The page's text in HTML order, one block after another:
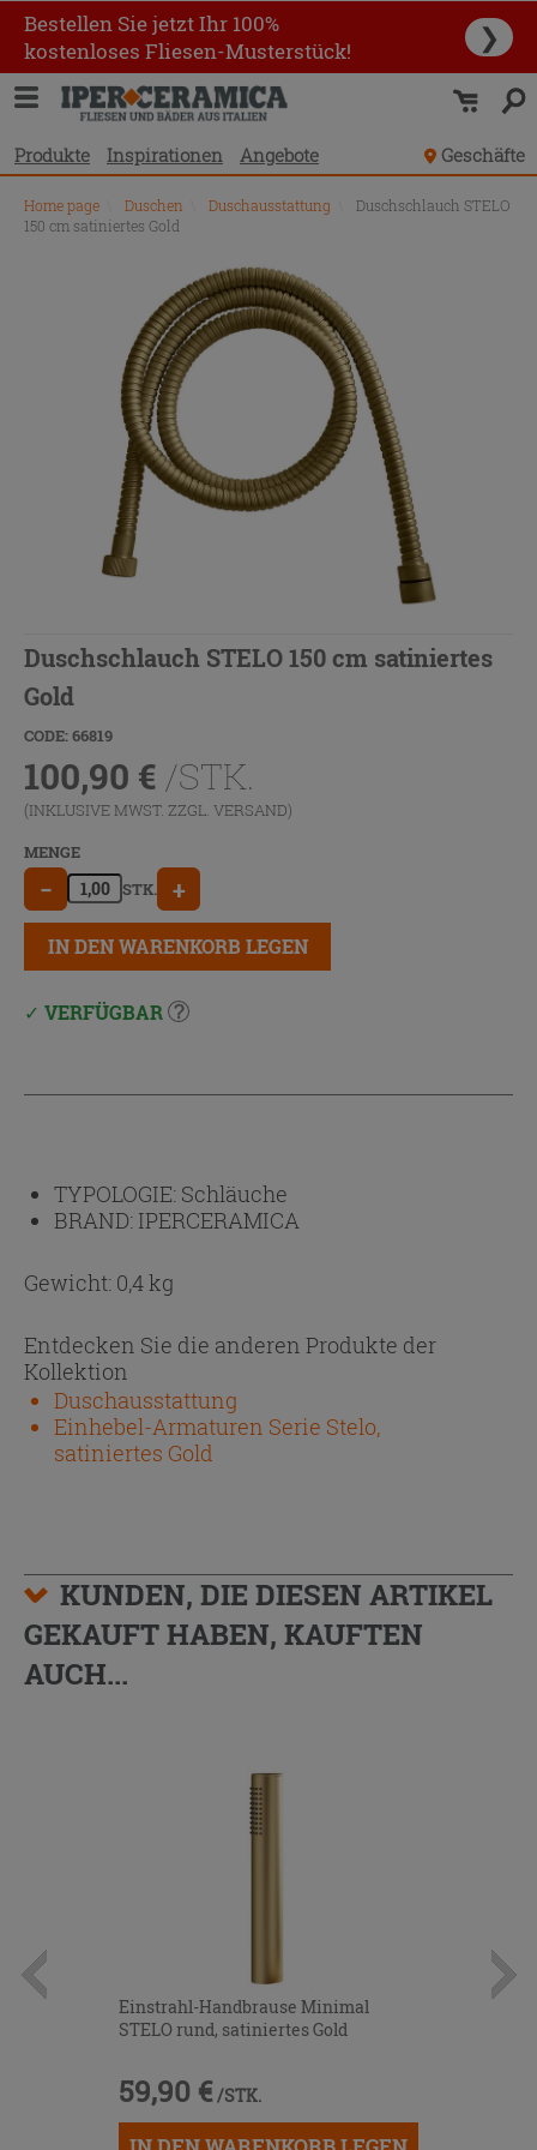
Bestellen Sie jetzt Ihr 100%
kostenloses Fliesen-Musterstück!
❯
Produkte Inspirationen Angebote Geschäfte
Home page Duschen Duschausstattung
Duschschlauch STELO
150 cm satiniertes Gold
Duschschlauch STELO 150 cm satiniertes
Gold
CODE: 66819
100,90 € /STK.
(INKLUSIVE MWST. ZZGL. VERSAND)
MENGE
− STK. +
IN DEN WARENKORB LEGEN
VERFÜGBAR
TYPOLOGIE: Schläuche
BRAND: IPERCERAMICA
Gewicht: 0,4 kg
Entdecken Sie die anderen Produkte der
Kollektion
Duschausstattung
Einhebel-Armaturen Serie Stelo,
satiniertes Gold
KUNDEN, DIE DIESEN ARTIKEL
GEKAUFT HABEN, KAUFTEN
AUCH...
Einstrahl-Handbrause Minimal
STELO rund, satiniertes Gold
59,90 € /STK.